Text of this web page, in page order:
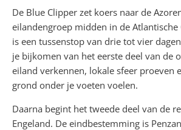
De Blue Clipper zet koers naar de
eilandengroep midden in de Atlantische
is een tussenstop van drie tot vier
je bijkomen van het eerste deel van de
eiland verkennen, lokale sfeer proeven
grond onder je voeten voelen.
Daarna begint het tweede deel van de
Engeland. De eindbestemming is